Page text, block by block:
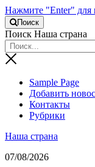
Нажмите "Enter" для
Поиск
Поиск Наша страна
Sample Page
Добавить
Контакты
Рубрики
Наша страна
07/08/2026